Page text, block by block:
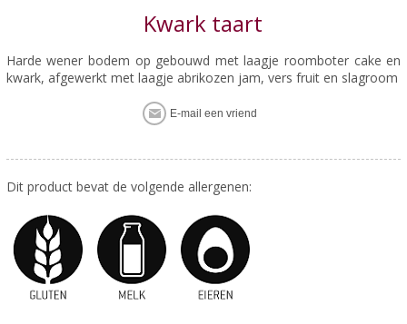
Kwark taart
Harde wener bodem op gebouwd met laagje roomboter cake en
kwark, afgewerkt met laagje abrikozen jam, vers fruit en slagroom
Dit product bevat de volgende allergenen: